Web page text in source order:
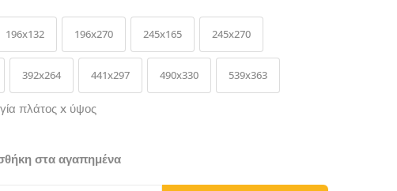
196x132 196x270 245x165 245x270
392x264 441x297 490x330 539x363
πλάτος x ύψος
στα αγαπημένα